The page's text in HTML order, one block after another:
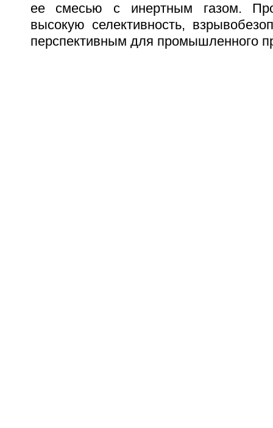
ее смесью с инертным газом.
высокую селективность,
перспективным для промышленного